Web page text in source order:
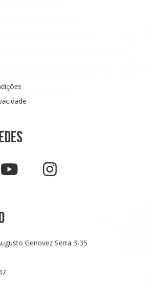
Genovez Serra 3-35